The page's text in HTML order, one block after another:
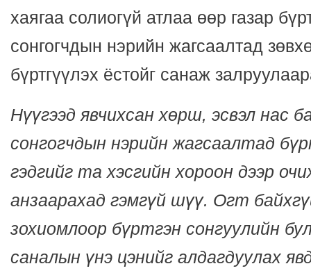
хаягаа солиогүй атлаа өөр газар
сонгогчдын нэрийн жагсаалтад
бүртгүүлэх ёстойг санаж
Нүүгээд явчихсан хөрш, эсвэл нас
сонгогчдын нэрийн жагсаалтад
гэдгийг та хэсгийн хороон дээр
анзаарахад гэмгүй шүү. Огт
зохиомлоор бүртгэн сонгуулийн
саналын үнэ цэнийг алдагдуулах